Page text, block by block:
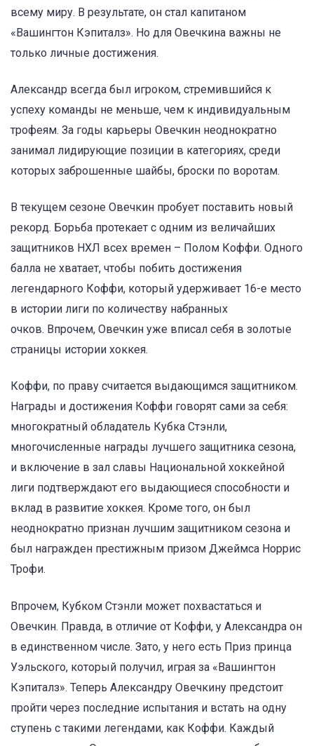
всему миру. В результате, он стал капитаном
«Вашингтон Кэпиталз». Но для Овечкина важны не
только личные достижения.
Александр всегда был игроком, стремившийся к
успеху команды не меньше, чем к индивидуальным
трофеям. За годы карьеры Овечкин неоднократно
занимал лидирующие позиции в категориях, среди
которых заброшенные шайбы, броски по воротам.
В текущем сезоне Овечкин пробует поставить новый
рекорд. Борьба протекает с одним из величайших
защитников НХЛ всех времен – Полом Коффи. Одного
балла не хватает, чтобы побить достижения
легендарного Коффи, который удерживает 16-е место
в истории лиги по количеству набранных
очков. Впрочем, Овечкин уже вписал себя в золотые
страницы истории хоккея.
Коффи, по праву считается выдающимся защитником.
Награды и достижения Коффи говорят сами за себя:
многократный обладатель Кубка Стэнли,
многочисленные награды лучшего защитника сезона,
и включение в зал славы Национальной хоккейной
лиги подтверждают его выдающиеся способности и
вклад в развитие хоккея. Кроме того, он был
неоднократно признан лучшим защитником сезона и
был награжден престижным призом Джеймса Норрис
Трофи.
Впрочем, Кубком Стэнли может похвастаться и
Овечкин. Правда, в отличие от Коффи, у Александра он
в единственном числе. Зато, у него есть Приз принца
Уэльского, который получил, играя за «Вашингтон
Кэпиталз». Теперь Александру Овечкину предстоит
пройти через последние испытания и встать на одну
ступень с такими легендами, как Коффи. Каждый